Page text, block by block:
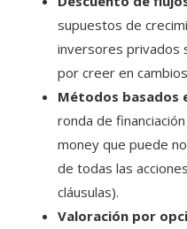
supuestos de
inversores privados
por creer en
Métodos basados
ronda de
money que puede
de todas las
cláusulas).
Valoración por